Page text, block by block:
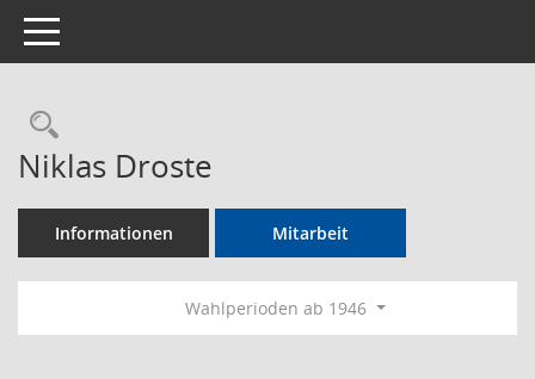
Toggle navigation
Rechercheauswahl
Niklas Droste
Informationen Mitarbeit
Wahlperioden ab 1946